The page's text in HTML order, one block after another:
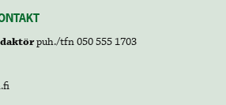
puh./tfn 050 555 1703